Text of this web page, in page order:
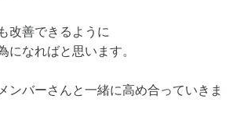
改善できるように
になればと思います。
ンバーさんと一緒に高め合っていきま